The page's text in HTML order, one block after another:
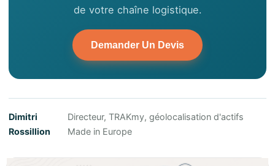
de votre chaîne logistique.
Demander Un Devis
Dimitri
Rossillion
Directeur, TRAKmy, géolocalisation d'actifs
Made in Europe